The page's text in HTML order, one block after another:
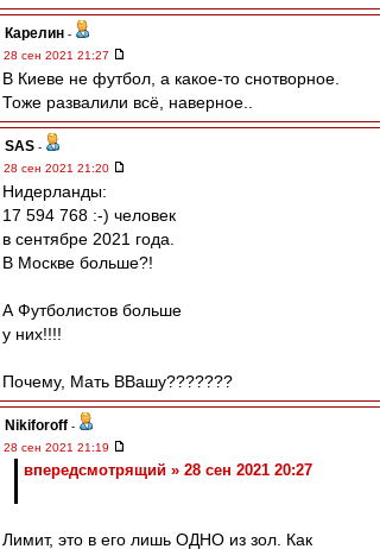
Карелин -
28 сен 2021 21:27
В Киеве не футбол, а какое-то снотворное.
Тоже развалили всё, наверное..
SAS -
28 сен 2021 21:20
Нидерланды:
17 594 768 :-) человек
в сентябре 2021 года.
В Москве больше?!
А Футболистов больше
у них!!!!
Почему, Мать ВВашу???????
Nikiforoff -
28 сен 2021 21:19
впередсмотрящий » 28 сен 2021 20:27
Лимит, это в его лишь ОДНО из зол. Как